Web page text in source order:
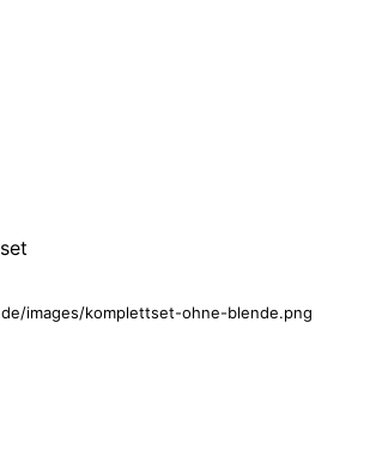
images/komplettset-ohne-blende.png